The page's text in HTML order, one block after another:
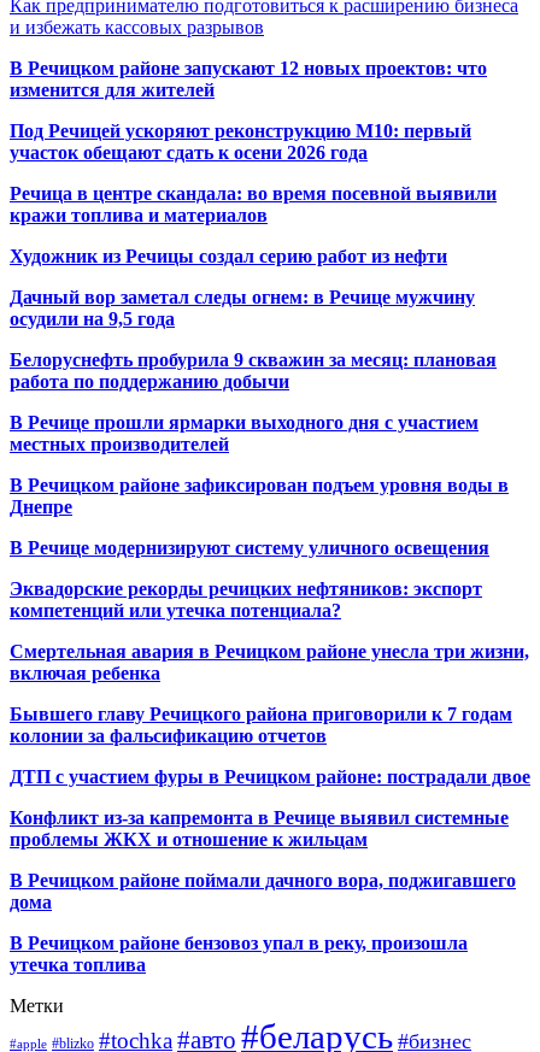
Как предпринимателю подготовиться к расширению бизнеса
и избежать кассовых разрывов
В Речицком районе запускают 12 новых проектов: что
изменится для жителей
Под Речицей ускоряют реконструкцию М10: первый
участок обещают сдать к осени 2026 года
Речица в центре скандала: во время посевной выявили
кражи топлива и материалов
Художник из Речицы создал серию работ из нефти
Дачный вор заметал следы огнем: в Речице мужчину
осудили на 9,5 года
Белоруснефть пробурила 9 скважин за месяц: плановая
работа по поддержанию добычи
В Речице прошли ярмарки выходного дня с участием
местных производителей
В Речицком районе зафиксирован подъем уровня воды в
Днепре
В Речице модернизируют систему уличного освещения
Эквадорские рекорды речицких нефтяников: экспорт
компетенций или утечка потенциала?
Смертельная авария в Речицком районе унесла три жизни,
включая ребенка
Бывшего главу Речицкого района приговорили к 7 годам
колонии за фальсификацию отчетов
ДТП с участием фуры в Речицком районе: пострадали двое
Конфликт из-за капремонта в Речице выявил системные
проблемы ЖКХ и отношение к жильцам
В Речицком районе поймали дачного вора, поджигавшего
дома
В Речицком районе бензовоз упал в реку, произошла
утечка топлива
Метки
#apple #blizko #tochka#авто #беларусь #бизнес